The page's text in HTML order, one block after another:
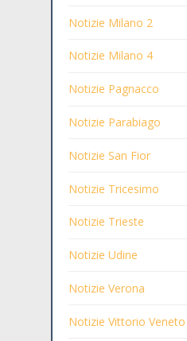
Notizie Milano 2
Notizie Milano 4
Notizie Pagnacco
Notizie Parabiago
Notizie San Fior
Notizie Tricesimo
Notizie Trieste
Notizie Udine
Notizie Verona
Notizie Vittorio Veneto